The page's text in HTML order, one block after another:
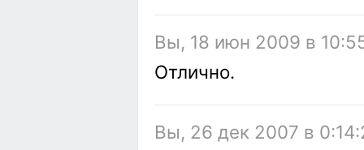
Вы, 18 июн 2009 в
Отлично.
Вы, 26 дек 2007 в